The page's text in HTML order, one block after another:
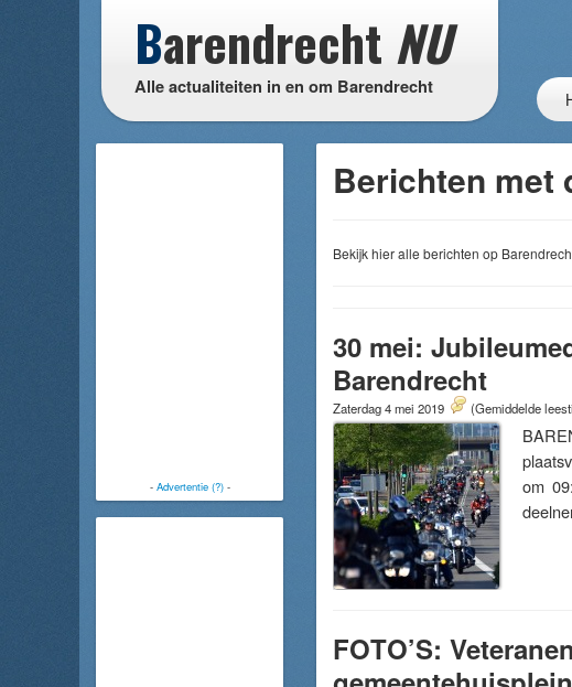
Barendrecht NU
Alle actualiteiten in en om Barendrecht
- Advertentie (?)-
Berichten met
Bekijk hier alle berichten op
30 mei:
Barendrecht
Zaterdag 4 mei 2019 (Gemiddelde
om
FOTO’S: